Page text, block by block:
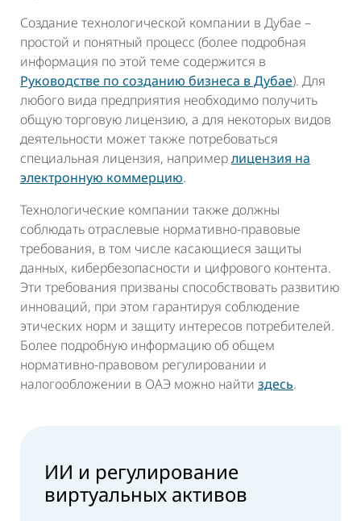
Создание технологической компании в Дубае –
простой и понятный процесс (более подробная
информация по этой теме содержится в
Руководстве по созданию бизнеса в Дубае). Для
любого вида предприятия необходимо получить
общую торговую лицензию, а для некоторых видов
деятельности может также потребоваться
специальная лицензия, напримерлицензия на
электронную коммерцию.
Технологические компании также должны
соблюдать отраслевые нормативно-правовые
требования, в том числе касающиеся защиты
данных, кибербезопасности и цифрового контента.
Эти требования призваны способствовать развитию
инноваций, при этом гарантируя соблюдение
этических норм и защиту интересов потребителей.
Более подробную информацию об общем
нормативно-правовом регулировании и
налогообложении в ОАЭ можно найти здесь.
ИИ и регулирование
виртуальных активов